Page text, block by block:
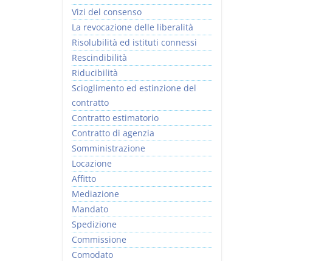
Vizi del consenso
La revocazione delle liberalità
Risolubilità ed istituti connessi
Rescindibilità
Riducibilità
Scioglimento ed estinzione del
contratto
Contratto estimatorio
Contratto di agenzia
Somministrazione
Locazione
Affitto
Mediazione
Mandato
Spedizione
Commissione
Comodato